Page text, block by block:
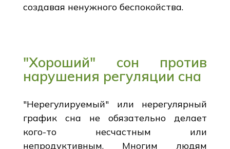
создавая ненужного беспокойства.
"Хороший" сон против
нарушения регуляции сна
"Нерегулируемый" или нерегулярный
график сна не обязательно делает
кого-то несчастным или
непродуктивным. Многим людям